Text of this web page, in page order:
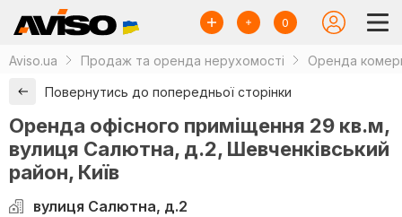
0
Aviso.ua Продаж та оренда нерухомості Оренда
Повернутись до попередньої сторінки
Оренда офісного приміщення 29 кв.м,
вулиця Салютна, д.2, Шевченківський
район, Київ
вулиця Салютна, д.2